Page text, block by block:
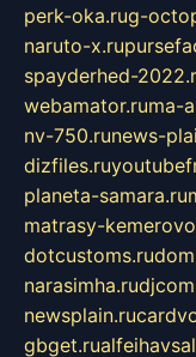
perk-oka.rug-
naruto-x.ru
spayderhed-
webamator.ruma-
nv-750.runews-
dizfiles.ru
planeta-samara.ru
matrasy-
dotcustoms.ru
narasimha.ru
newsplain.ru
gbget.ru